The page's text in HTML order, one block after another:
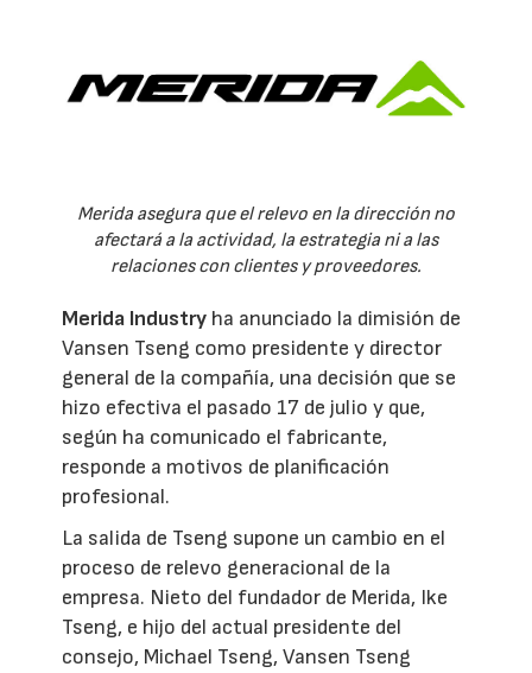
Merida asegura que el relevo en la dirección no
afectará a la actividad, la estrategia ni a las
relaciones con clientes y proveedores.
Merida Industry ha anunciado la dimisión de
Vansen Tseng como presidente y director
general de la compañía, una decisión que se
hizo efectiva el pasado 17 de julio y que,
según ha comunicado el fabricante,
responde a motivos de planificación
profesional.
La salida de Tseng supone un cambio en el
proceso de relevo generacional de la
empresa. Nieto del fundador de Merida, Ike
Tseng, e hijo del actual presidente del
consejo, Michael Tseng, Vansen Tseng